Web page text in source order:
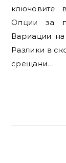
ключовите
Опции за
Вариации
Разлики в
срещани…